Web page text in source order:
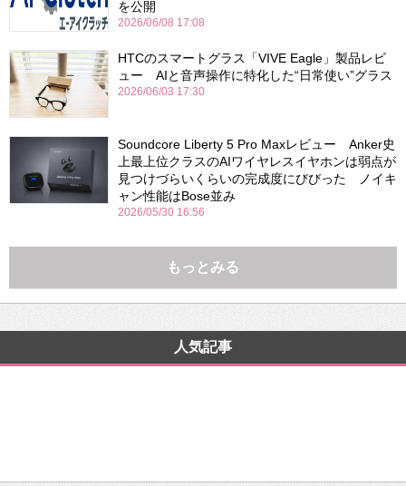
を公開
2026/06/08 17:08
HTCのスマートグラス「VIVE Eagle」製品レビ
ュー AIと音声操作に特化した“日常使い”グラス
2026/06/03 17:30
Soundcore Liberty 5 Pro Maxレビュー Anker史
上最上位クラスのAIワイヤレスイヤホンは弱点が
見つけづらいくらいの完成度にびびった ノイキ
ャン性能はBose並み
2026/05/30 16:56
もっとみる
人気記事